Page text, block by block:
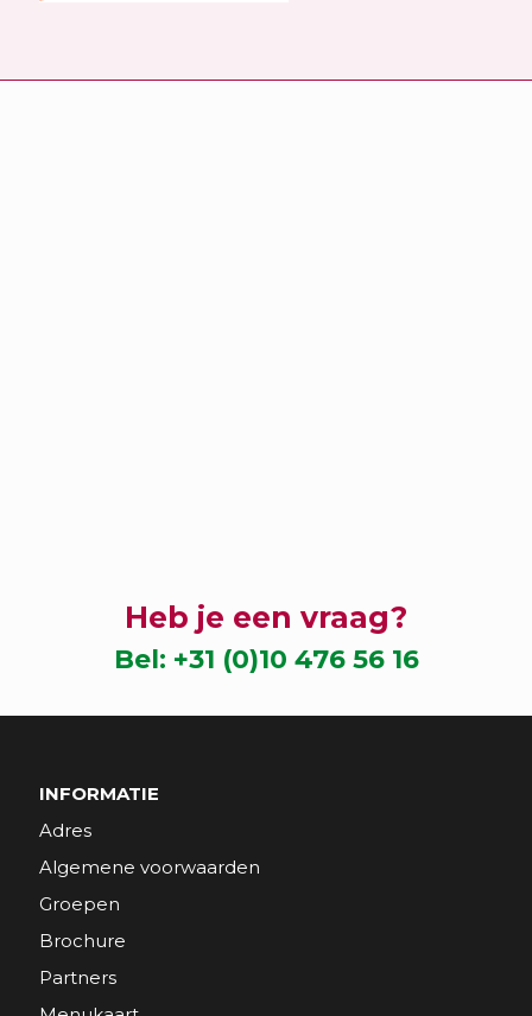
Heb je een vraag?
Bel: +31 (0)10 476 56 16
INFORMATIE
Adres
Algemene voorwaarden
Groepen
Brochure
Partners